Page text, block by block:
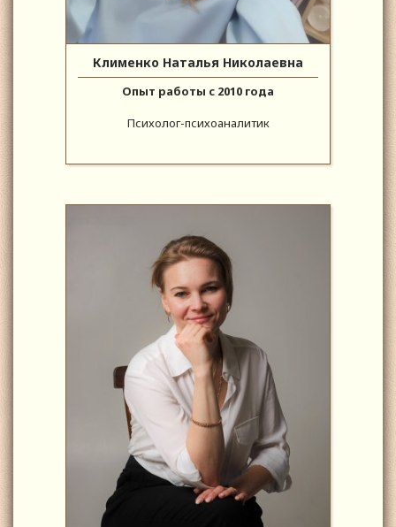
Клименко Наталья Николаевна
Опыт работы с 2010 года
Психолог-психоаналитик